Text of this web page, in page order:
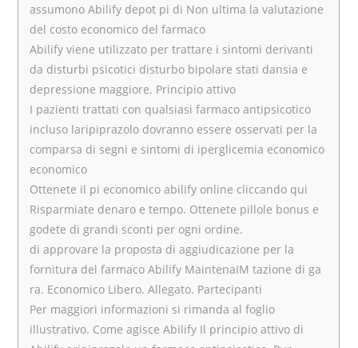
assumono Abilify depot pi di Non ultima la valutazione
del costo economico del farmaco
Abilify viene utilizzato per trattare i sintomi derivanti
da disturbi psicotici disturbo bipolare stati dansia e
depressione maggiore. Principio attivo
I pazienti trattati con qualsiasi farmaco antipsicotico
incluso laripiprazolo dovranno essere osservati per la
comparsa di segni e sintomi di iperglicemia economico
economico
Ottenete il pi economico abilify online cliccando qui
Risparmiate denaro e tempo. Ottenete pillole bonus e
godete di grandi sconti per ogni ordine.
di approvare la proposta di aggiudicazione per la
fornitura del farmaco Abilify MaintenaIM tazione di ga
ra. Economico Libero. Allegato. Partecipanti
Per maggiori informazioni si rimanda al foglio
illustrativo. Come agisce Abilify Il principio attivo di